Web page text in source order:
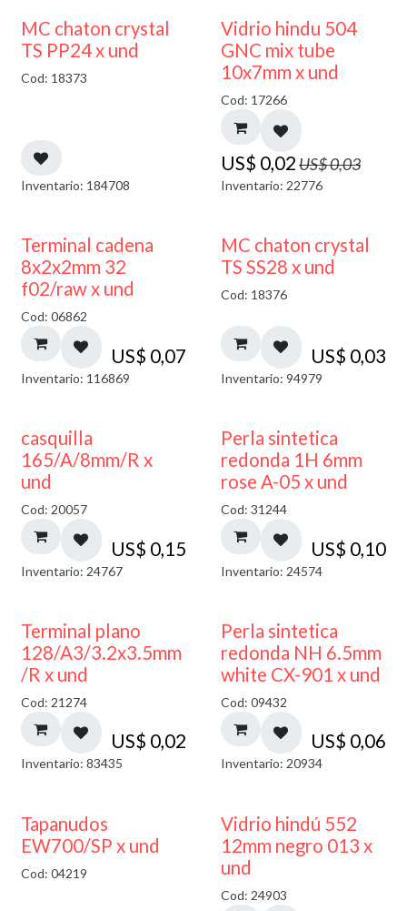
MC chaton crystal
TS PP24 x und
Cod: 18373
Inventario: 184708
40% DESCUENTO
Vidrio hindu 504
GNC mix tube
10x7mm x und
Cod: 17266
US$ 0,02US$0,03
Inventario: 22776
Terminal cadena
8x2x2mm 32
f02/raw x und
Cod: 06862
US$ 0,07
Inventario: 116869
MC chaton crystal
TS SS28 x und
Cod: 18376
US$ 0,03
Inventario: 94979
casquilla
165/A/8mm/R x
und
Cod: 20057
US$ 0,15
Inventario: 24767
Perla sintetica
redonda 1H 6mm
rose A-05 x und
Cod: 31244
US$ 0,10
Inventario: 24574
Terminal plano
128/A3/3.2x3.5mm
/R x und
Cod: 21274
US$ 0,02
Inventario: 83435
Perla sintetica
redonda NH 6.5mm
white CX-901 x und
Cod: 09432
US$ 0,06
Inventario: 20934
50% DESCUENTO
Tapanudos
EW700/SP x und
Cod: 04219 40% DESCUENTO
Vidrio hindú 552
12mm negro 013 x
und
Cod: 24903